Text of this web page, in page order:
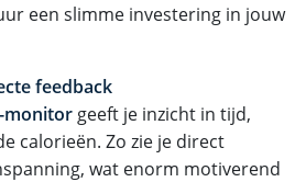
een slimme investering in jouw
feedback
monitor geeft je inzicht in tijd,
calorieën. Zo zie je direct
wat enorm motiverend